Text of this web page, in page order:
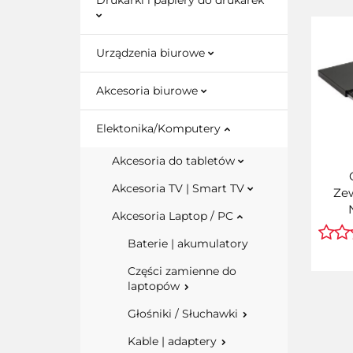
Urządzenia biurowe
Akcesoria biurowe
Elektonika/Komputery
Akcesoria do tabletów
Akcesoria TV | Smart TV
Akcesoria Laptop / PC
Baterie | akumulatory
Części zamienne do
laptopów
Głośniki / Słuchawki
Kable | adaptery
CD